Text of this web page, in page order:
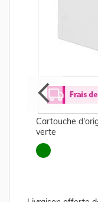
Cartouche
verte